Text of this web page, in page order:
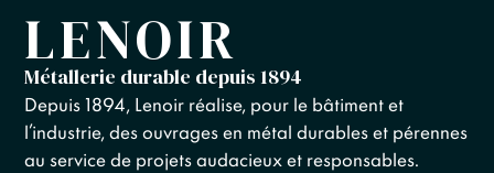
LENOIR
Métallerie durable depuis 1894
Depuis 1894, Lenoir réalise, pour le bâtiment et
l’industrie, des ouvrages en métal durables et pérennes
au service de projets audacieux et responsables.